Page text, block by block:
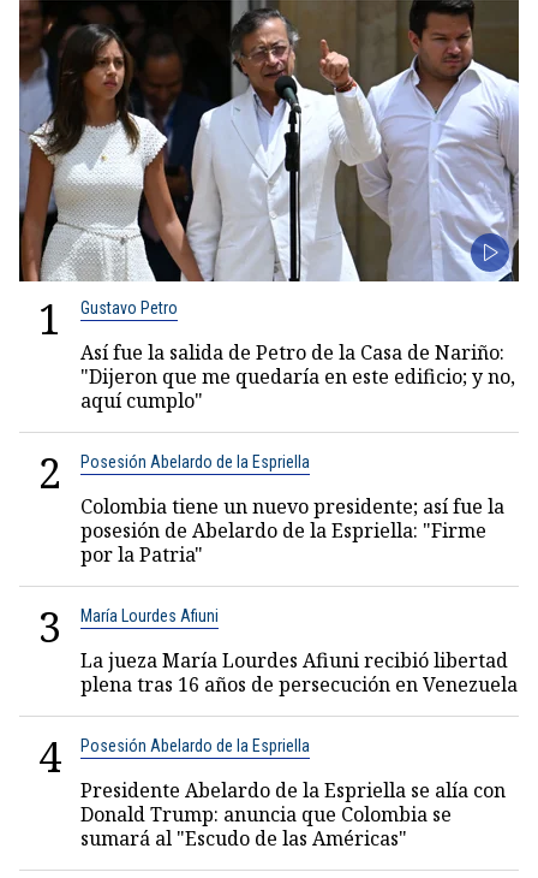
1 Gustavo Petro
Así fue la salida de Petro de la Casa de Nariño:
"Dijeron que me quedaría en este edificio; y no,
aquí cumplo"
2 Posesión Abelardo de la Espriella
Colombia tiene un nuevo presidente; así fue la
posesión de Abelardo de la Espriella: "Firme
por la Patria"
3 María Lourdes Afiuni
La jueza María Lourdes Afiuni recibió libertad
plena tras 16 años de persecución en Venezuela
4 Posesión Abelardo de la Espriella
Presidente Abelardo de la Espriella se alía con
Donald Trump: anuncia que Colombia se
sumará al "Escudo de las Américas"